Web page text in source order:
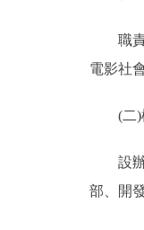
職責
電影社
(二)
設辦
部、開